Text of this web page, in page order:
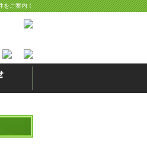
をご案内！